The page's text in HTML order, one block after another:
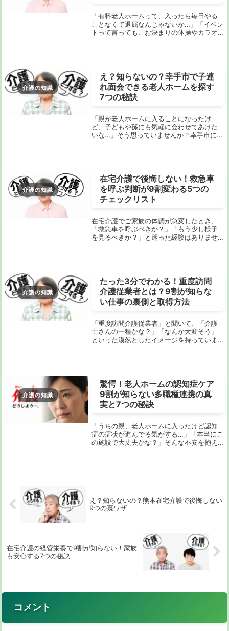
「有料老人ホームって、入ったら毎日やる
ことなくて退屈なんじゃないか…」「イベン
トって言っても、お決まりの体操やカラオ
介護の知識
え？知らないの？幸手市で子連
れ面会できる老人ホームを探す
7つの秘訣
「親が老人ホームに入ることになったけ
ど、子どもや孫にも気軽に会わせてあげた
いな…」そう思っていませんか？幸手市には
介護の知識
在宅介護で後悔しない！救急車
を呼ぶ判断が9割変わる5つの
チェックリスト
在宅介護でご家族の体調が急変したとき、
「救急車を呼ぶべきか？」「もう少し様子
を見るべきか？」と迷った経験はありませ
介護の知識
たった3分でわかる！重度訪問
介護従業者とは？9割が知らな
い仕事の裏側と取得方法
「重度訪問介護従業者」と聞いて、「介護
士さんの一種かな？」「なんか大変そう」
といった漠然としたイメージを持っていま
介護の知識
驚愕！老人ホームの認知症ケア
9割が知らない多職種連携の真
実と7つの秘訣
「うちの親、老人ホームに入ったけど認知
症の症状が進んでる気がする…」「本当にこ
の施設で大丈夫かな？」そんな不安を抱え
え？知らないの？熊本在宅介護で後悔しない
9つの裏ワザ
在宅介護の経管栄養で9割が知らない！家族
も安心する7つの秘訣
コメント